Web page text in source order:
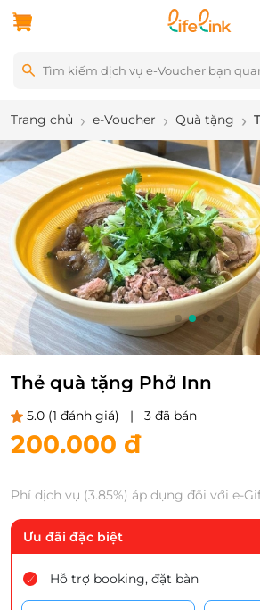
Trang chủ e-Voucher Quà tặng
Thẻ quà tặng Phở Inn
5.0 (1 đánh giá) | 3 đã bán
200.000 đ
Phí dịch vụ (3.85%) áp dụng đối với e-
Ưu đãi đặc biệt
Hỗ trợ booking, đặt bàn